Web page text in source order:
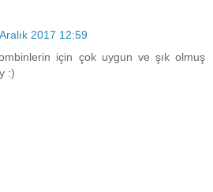
2017 12:59
için çok uygun ve şık olmuş
:)